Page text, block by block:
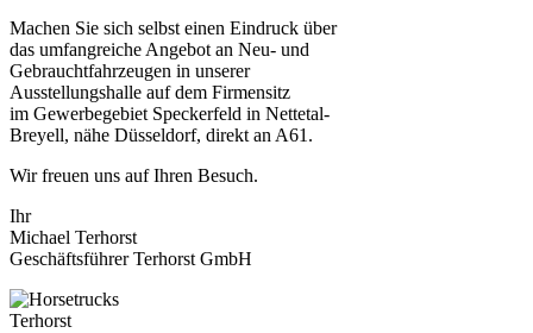
Machen Sie sich selbst einen Eindruck über
das umfangreiche Angebot an Neu- und
Gebrauchtfahrzeugen in unserer
Ausstellungshalle auf dem Firmensitz
im Gewerbegebiet Speckerfeld in Nettetal-
Breyell, nähe Düsseldorf, direkt an A61.
Wir freuen uns auf Ihren Besuch.
Ihr
Michael Terhorst
Geschäftsführer Terhorst GmbH